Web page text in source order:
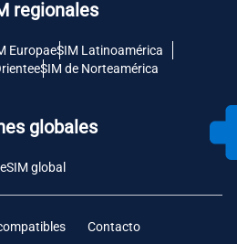
regionales
EuropaeSIM Latinoamérica
eSIM de Norteamérica
globales
eSIM global
Contacto